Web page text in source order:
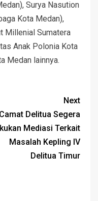
Surya Nasution
Kota Medan),
Millenial Sumatera
Anak Polonia Kota
Medan lainnya.
Next
Camat Delitua Segera
Mediasi Terkait
Masalah Kepling IV
Delitua Timur